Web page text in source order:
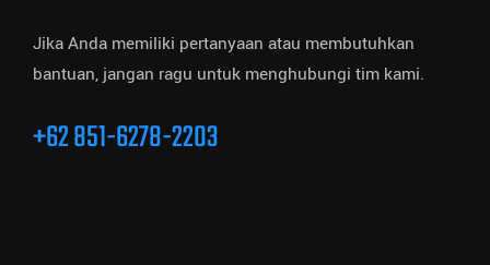
Jika Anda memiliki pertanyaan atau membutuhkan
bantuan, jangan ragu untuk menghubungi tim kami.
+62 851-6278-2203